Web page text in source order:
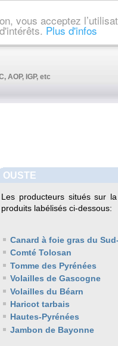
vous acceptez
Plus d'infos
AOP, IGP, etc
OUSTE
Les producteurs situés sur
produits labélisés ci-dessous:
Canard à foie gras du
Comté Tolosan
Tomme des Pyrénées
Volailles de Gascogne
Volailles du Béarn
Haricot tarbais
Hautes-Pyrénées
Jambon de Bayonne